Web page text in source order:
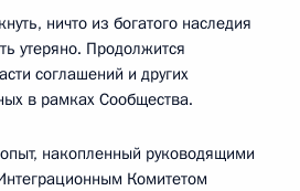
ничто из богатого наследия
утеряно. Продолжится
соглашений и других
в рамках Сообщества.
накопленный руководящими
Комитетом